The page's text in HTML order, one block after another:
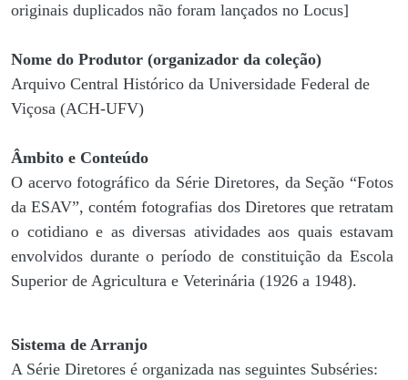
originais duplicados não foram lançados no Locus]
Nome do Produtor (organizador da coleção)
Arquivo Central Histórico da Universidade Federal de
Viçosa (ACH-UFV)
Âmbito e Conteúdo
O acervo fotográfico da Série Diretores, da Seção “Fotos
da ESAV”, contém fotografias dos Diretores que retratam
o cotidiano e as diversas atividades aos quais estavam
envolvidos durante o período de constituição da Escola
Superior de Agricultura e Veterinária (1926 a 1948).
Sistema de Arranjo
A Série Diretores é organizada nas seguintes Subséries: